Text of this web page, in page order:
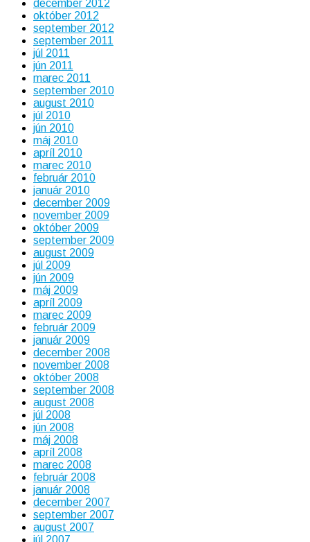
december 2012
október 2012
september 2012
september 2011
júl 2011
jún 2011
marec 2011
september 2010
august 2010
júl 2010
jún 2010
máj 2010
apríl 2010
marec 2010
február 2010
január 2010
december 2009
november 2009
október 2009
september 2009
august 2009
júl 2009
jún 2009
máj 2009
apríl 2009
marec 2009
február 2009
január 2009
december 2008
november 2008
október 2008
september 2008
august 2008
júl 2008
jún 2008
máj 2008
apríl 2008
marec 2008
február 2008
január 2008
december 2007
september 2007
august 2007
júl 2007